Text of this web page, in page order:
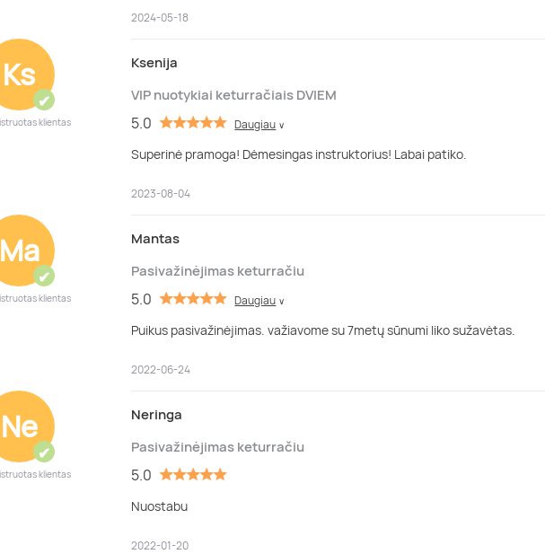
2024-05-18
Ks
✔
klientas
Ksenija
VIP nuotykiai keturračiais DVIEM
5.0 Daugiau ∨
Superinė pramoga! Dėmesingas instruktorius! Labai patiko.
2023-08-04
Ma
✔
klientas
Mantas
Pasivažinėjimas keturračiu
5.0 Daugiau ∨
Puikus pasivažinėjimas. važiavome su 7metų sūnumi liko sužavėtas.
2022-06-24
Ne
✔
klientas
Neringa
Pasivažinėjimas keturračiu
5.0
Nuostabu
2022-01-20